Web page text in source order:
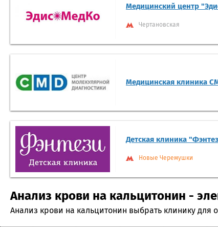
Медицинский центр
Чертановская
Медицинская клиника
Детская клиника
Новые Черемушки
Анализ крови на кальцитонин -
Анализ крови на кальцитонин выбрать клинику